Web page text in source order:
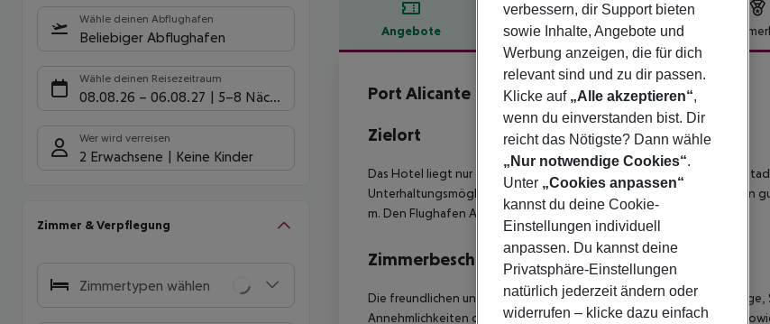
Wähle deinen Abflughafen
Beliebiger Abflughafen
Wähle deinen Reisezeitraum
08.08.26 – 06.08.27 5-8 Nächte
Wer wird verreisen
2 Erwachsene Keine Kinder
Zimmer & Verpflegung
Zimmertypen wählen
Angebote Hotelbeschreibung
Hotelbeschreibung
Port Alicante
Zielort
Das Hotel liegt nur etwa 400m vom herrlichen Strand entfernt. Das
Unterhaltungsmöglichkeiten ist mit den öffentlichen Verkehrsmitteln
m. Den Flughafen Alicante erreichen Sie nach ca. 20km.
Zimmerbeschreibung
Die freundlichen und geräumigen DOPPELZIMMER sind mit
Annehmlichkeiten der klimatisierten Zimmer zählen ein Schreibtisch
verbessern, dir Support bieten
sowie Inhalte, Angebote und
Werbung anzeigen, die für dich
relevant sind und zu dir passen.
Klicke auf „Alle akzeptieren“,
wenn du einverstanden bist. Dir
reicht das Nötigste? Dann wähle
„Nur notwendige Cookies“.
Unter „Cookies anpassen“
kannst du deine Cookie-
Einstellungen individuell
anpassen. Du kannst deine
Privatsphäre-Einstellungen
natürlich jederzeit ändern oder
widerrufen – klicke dazu einfach